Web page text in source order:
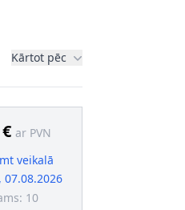
Kārtot pēc
ar PVN
veikalā
10